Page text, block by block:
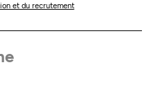
et du recrutement